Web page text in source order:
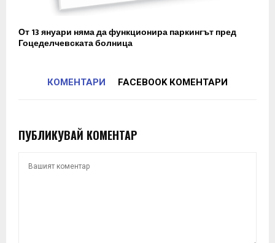
От 13 януари няма да функционира паркингът пред
Гоцеделчевската болница
КОМЕНТАРИ FACEBOOK КОМЕНТАРИ
ПУБЛИКУВАЙ КОМЕНТАР